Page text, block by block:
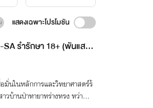
แสดงเฉพาะโปรโมชัน
รำรักษา 18+ (พันแสง x
มั่นในหลักการและวิทยาศาสตร์ร้
วบ้านป่าทายาทร่างทรง ทว่า...ส